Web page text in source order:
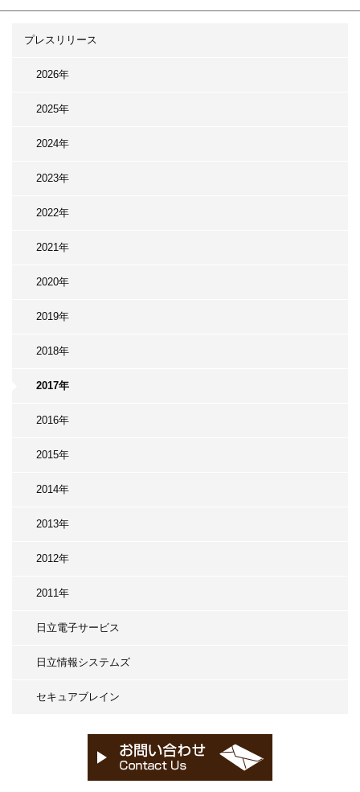
プレスリリース
2026年
2025年
2024年
2023年
2022年
2021年
2020年
2019年
2018年
2017年
2016年
2015年
2014年
2013年
2012年
2011年
日立電子サービス
日立情報システムズ
セキュアブレイン